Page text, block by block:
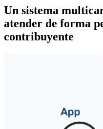
Un sistema
atender de forma
contribuyente